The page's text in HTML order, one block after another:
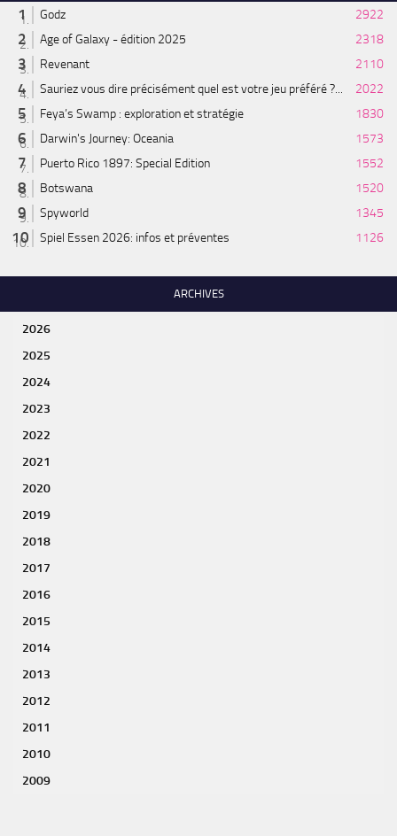
Godz
2922
Age of Galaxy - édition 2025
2318
Revenant
2110
Sauriez vous dire précisément quel est votre jeu préféré ?...
2022
Feya’s Swamp : exploration et stratégie
1830
Darwin's Journey: Oceania
1573
Puerto Rico 1897: Special Edition
1552
Botswana
1520
Spyworld
1345
Spiel Essen 2026: infos et préventes
1126
ARCHIVES
2026
2025
2024
2023
2022
2021
2020
2019
2018
2017
2016
2015
2014
2013
2012
2011
2010
2009